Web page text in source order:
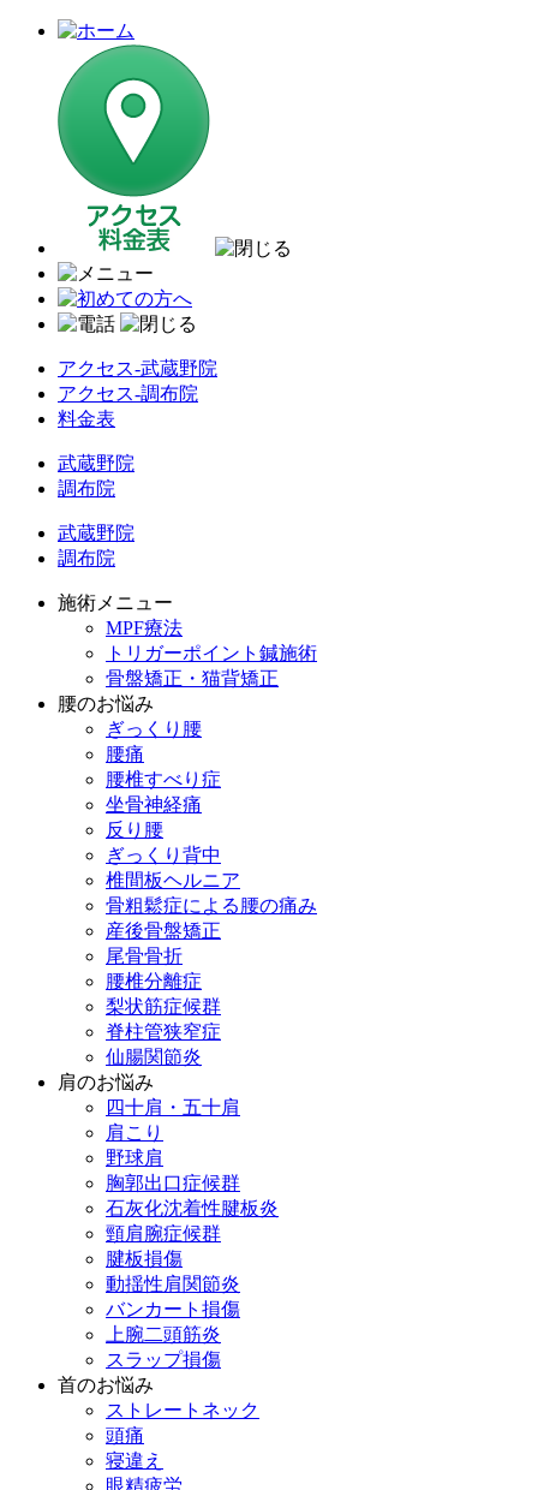
アクセス-武蔵野院
アクセス-調布院
料金表
武蔵野院
調布院
武蔵野院
調布院
施術メニュー
MPF療法
トリガーポイント鍼施術
骨盤矯正・猫背矯正
腰のお悩み
ぎっくり腰
腰痛
腰椎すべり症
坐骨神経痛
反り腰
ぎっくり背中
椎間板ヘルニア
骨粗鬆症による腰の痛み
産後骨盤矯正
尾骨骨折
腰椎分離症
梨状筋症候群
脊柱管狭窄症
仙腸関節炎
肩のお悩み
四十肩・五十肩
肩こり
野球肩
胸郭出口症候群
石灰化沈着性腱板炎
頸肩腕症候群
腱板損傷
動揺性肩関節炎
バンカート損傷
上腕二頭筋炎
スラップ損傷
首のお悩み
ストレートネック
頭痛
寝違え
眼精疲労